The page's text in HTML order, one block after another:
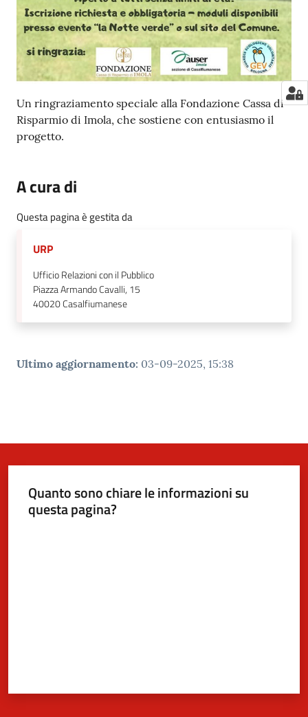
Un ringraziamento speciale alla Fondazione Cassa di
Risparmio di Imola, che sostiene con entusiasmo il
progetto.
A cura di
Questa pagina è gestita da
URP
Ufficio Relazioni con il Pubblico
Piazza Armando Cavalli, 15
40020Casalfiumanese
Ultimo aggiornamento: 03-09-2025, 15:38
Quanto sono chiare le informazioni su
questa pagina?